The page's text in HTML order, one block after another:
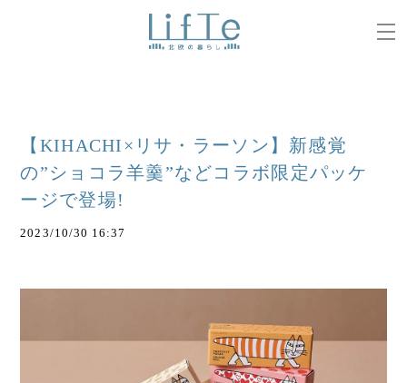
【KIHACHI×リサ・ラーソン】新感覚
の”ショコラ羊羹”などコラボ限定パッケ
ージで登場!
2023/10/30 16:37